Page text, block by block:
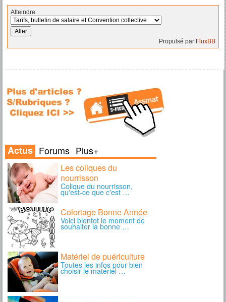
Atteindre
Propulsé par FluxBB